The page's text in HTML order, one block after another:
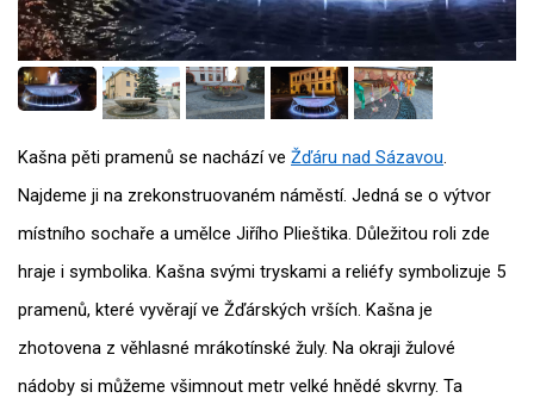
Kašna pěti pramenů se nachází ve Žďáru nad Sázavou
Najdeme ji na zrekonstruovaném náměstí. Jedná se o výtvor
místního sochaře a umělce Jiřího Plieštika. Důležitou roli zde
hraje i symbolika. Kašna svými tryskami a reliéfy symbolizuje 5
pramenů, které vyvěrají ve Žďárských vrších. Kašna je
zhotovena z věhlasné mrákotínské žuly. Na okraji žulové
nádoby si můžeme všimnout metr velké hnědé skvrny. Ta